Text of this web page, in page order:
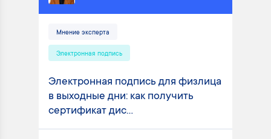
Мнение эксперта
Электронная подпись
Электронная подпись для физлица
в выходные дни: как получить
сертификат дис...